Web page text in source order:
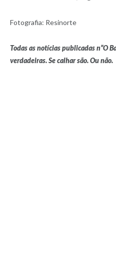
Fotografia: Resinorte
Todas as notícias publicadas n”O
verdadeiras. Se calhar são. Ou não.